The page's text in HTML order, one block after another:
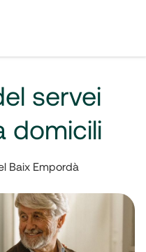
servei
domicili
Baix Empordà